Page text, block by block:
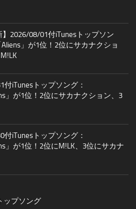
】2026/08/01付iTunesトップソン
Aliens」が1位！2位にサカナクショ
付iTunesトップソング：
」が1位！2位にサカナクション、3
付iTunesトップソング：
」が1位！2位にM!LK、3位にサカナ
ップソング